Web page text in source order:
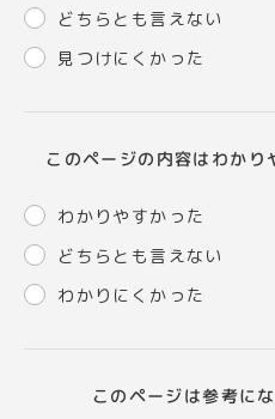
どちらとも言えない
見つけにくかった
このページの内容はわかり
わかりやすかった
どちらとも言えない
わかりにくかった
このページは参考に